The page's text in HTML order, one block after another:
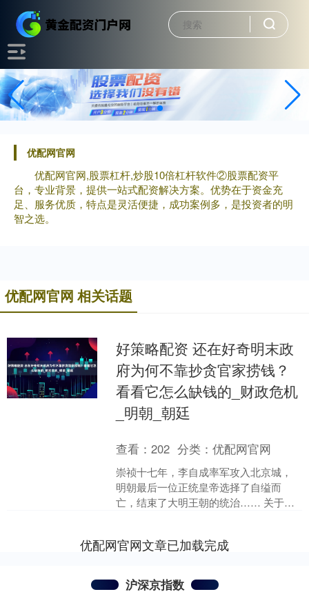
优配网官网
优配网官网,股票杠杆,炒股10倍杠杆软件②股票配资平
台，专业背景，提供一站式配资解决方案。优势在于资金充
足、服务优质，特点是灵活便捷，成功案例多，是投资者的明
智之选。
优配网官网 相关话题
好策略配资 还在好奇明末政
府为何不靠抄贪官家捞钱？
看看它怎么缺钱的_财政危机
_明朝_朝廷
查看：202 分类：优配网官网
崇祯十七年，李自成率军攻入北京城，
明朝最后一位正统皇帝选择了自缢而
亡，结束了大明王朝的统治…… 关于这
优配网官网文章已加载完成
沪深京指数